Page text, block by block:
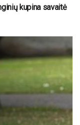
kupina savaitė